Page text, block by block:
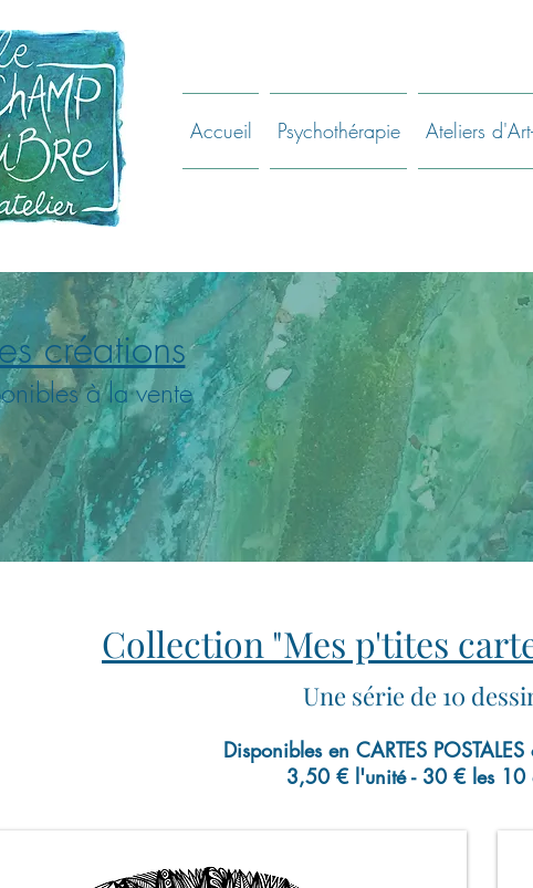
Accueil Psychothérapie Ateliers
créations
à la vente
Collection "Mes p'tites
Une série de 10
Disponibles en CARTES POSTALES
3,50 € l'unité - 30 € les 10